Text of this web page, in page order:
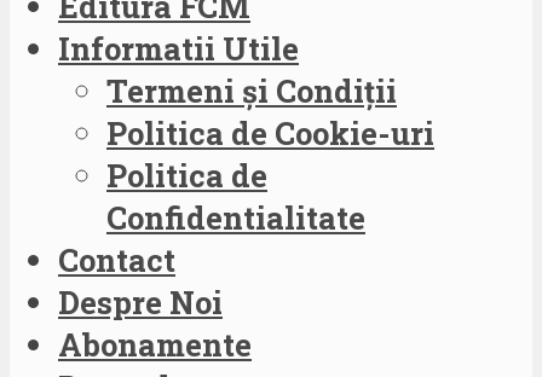
Informatii Utile
Termeni și Condiții
Politica de Cookie-uri
Politica de
Confidentialitate
Contact
Despre Noi
Abonamente